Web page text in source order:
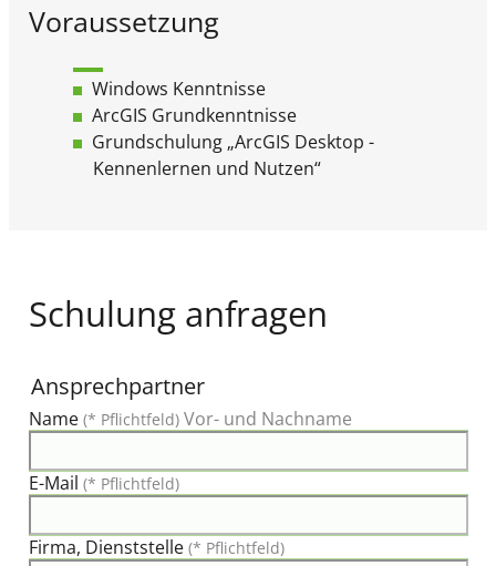
Voraussetzung
Windows Kenntnisse
ArcGIS Grundkenntnisse
Grundschulung „ArcGIS Desktop -
Kennenlernen und Nutzen“
Schulung anfragen
Ansprechpartner
Name (* Pflichtfeld) Vor- und Nachname
E-Mail (* Pflichtfeld)
Firma, Dienststelle (* Pflichtfeld)